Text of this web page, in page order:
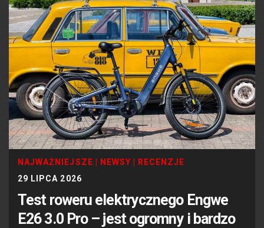
NAJWAŻNIEJSZE NEWSY
RECENZJE
29 LIPCA 2026
Test roweru elektrycznego Engwe
E26 3.0 Pro – jest ogromny i bardzo